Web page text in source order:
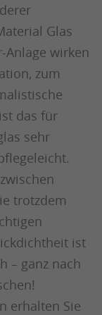
Glas
Anlage wirken
zum
das für
sehr
trotzdem
ist
– ganz nach
erhalten Sie